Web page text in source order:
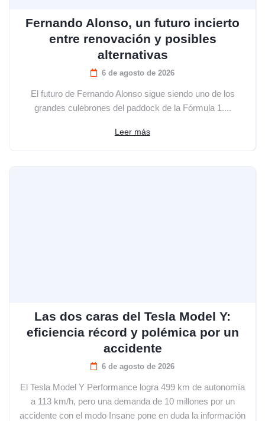
Fernando Alonso, un futuro incierto
entre renovación y posibles
alternativas
6 de agosto de 2026
El futuro de Fernando Alonso sigue siendo uno de los
grandes culebrones del paddock de la Fórmula 1....
Leer más
Las dos caras del Tesla Model Y:
eficiencia récord y polémica por un
accidente
6 de agosto de 2026
El Tesla Model Y Performance logra 499 km de autonomía
a 113 km/h, pero una demanda de 10 millones por un
accidente con el modo Insane pone en duda la información